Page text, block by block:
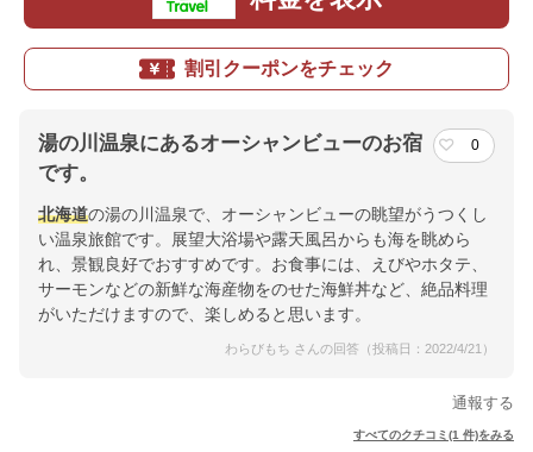
割引クーポンをチェック
湯の川温泉にあるオーシャンビューのお宿
です。
0
北海道の湯の川温泉で、オーシャンビューの眺望がうつくし
い温泉旅館です。展望大浴場や露天風呂からも海を眺めら
れ、景観良好でおすすめです。お食事には、えびやホタテ、
サーモンなどの新鮮な海産物をのせた海鮮丼など、絶品料理
がいただけますので、楽しめると思います。
わらびもち さんの回答（投稿日：2022/4/21）
通報する
すべてのクチコミ(1 件)をみる